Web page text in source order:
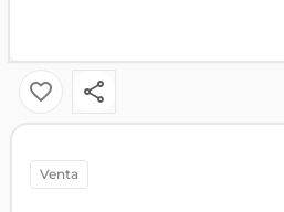
venta